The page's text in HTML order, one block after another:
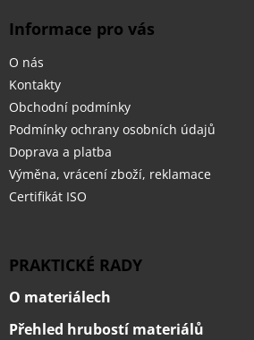
Informace pro vás
O nás
Kontakty
Obchodní podmínky
Podmínky ochrany osobních údajů
Doprava a platba
Výměna, vrácení zboží, reklamace
Certifikát ISO
PRAKTICKÉ RADY
O materiálech
Přehled hrubostí materiálů